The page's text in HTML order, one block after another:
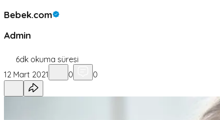
Bebek.com
Admin
6dk okuma süresi
12 Mart 2021
0 0